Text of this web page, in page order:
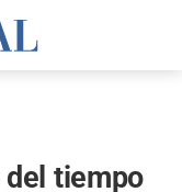
tiempo